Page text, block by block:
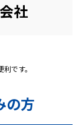
社
です。
の方